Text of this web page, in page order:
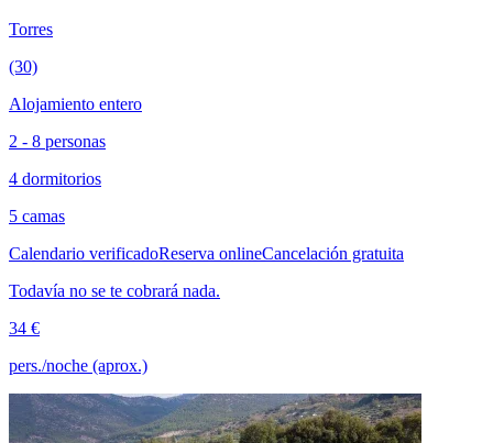
Torres
(30)
Alojamiento entero
2 - 8 personas
4 dormitorios
5 camas
Calendario verificadoReserva onlineCancelación gratuita
Todavía no se te cobrará nada.
34 €
pers./noche (aprox.)